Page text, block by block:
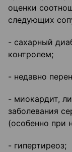
оценки
следующих
- сахарный
контролем;
- недавно
- миокардит,
заболевания
(особенно при
- гипертиреоз;